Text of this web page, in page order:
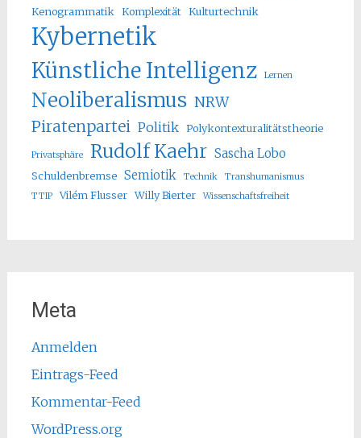
Kenogrammatik Komplexität Kulturtechnik
Kybernetik
Künstliche Intelligenz Lernen
Neoliberalismus NRW
Piratenpartei Politik Polykontexturalitätstheorie
Privatsphäre Rudolf Kaehr Sascha Lobo
Schuldenbremse Semiotik Technik
Transhumanismus
TTIP
Vilém Flusser Willy Bierter Wissenschaftsfreiheit
Meta
Anmelden
Eintrags-Feed
Kommentar-Feed
WordPress.org